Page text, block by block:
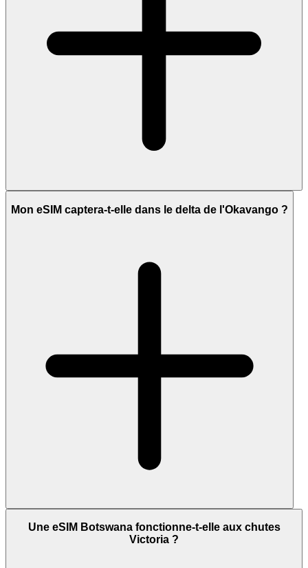
Mon eSIM captera-t-elle dans le delta de l'Okavango ?
Une eSIM Botswana fonctionne-t-elle aux chutes
Victoria ?